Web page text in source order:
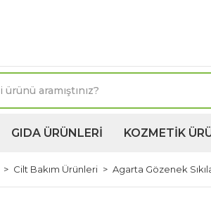
GIDA ÜRÜNLERİ KOZMETİK
Cilt Bakım Ürünleri Agarta Gözenek